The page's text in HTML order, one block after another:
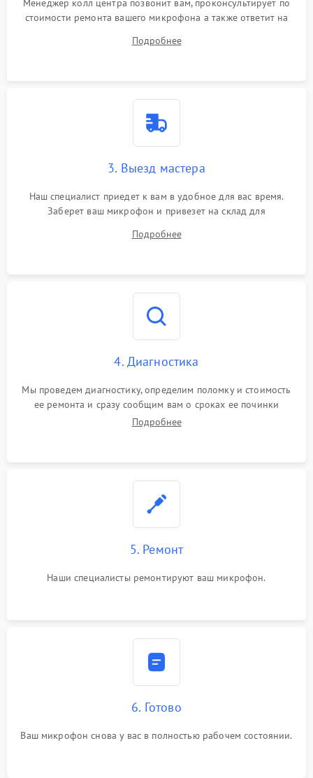
Менеджер колл центра позвонит вам, проконсультирует по
стоимости ремонта вашего микрофона а также ответит на
Подробнее
3. Выезд мастера
Наш специалист приедет к вам в удобное для вас время.
Заберет ваш микрофон и привезет на склад для
Подробнее
4. Диагностика
Мы проведем диагностику, определим поломку и стоимость
ее ремонта и сразу сообщим вам о сроках ее починки
Подробнее
5. Ремонт
Наши специалисты ремонтируют ваш микрофон.
6. Готово
Ваш микрофон снова у вас в полностью рабочем состоянии.